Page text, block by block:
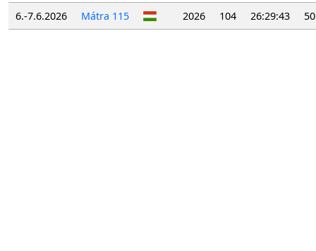
6.-7.6.2026 Mátra 115 2026 104 26:29:43